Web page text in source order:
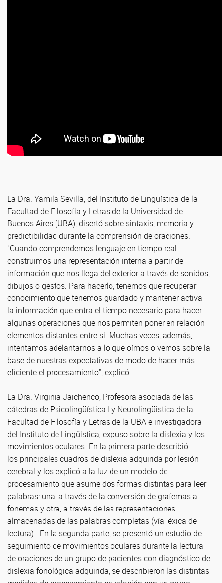
La Dra. Yamila Sevilla, del Instituto de Lingüística de la
Facultad de Filosofía y Letras de la Universidad de
Buenos Aires (UBA), disertó sobre sintaxis, memoria y
predictibilidad durante la comprensión de oraciones.
"Cuando comprendemos lenguaje en tiempo real
construimos una representación interna a partir de
información que nos llega del exterior a través de sonidos,
dibujos o gestos. Para hacerlo, tenemos que recuperar
conocimiento que tenemos guardado y mantener activa
la información que entra el tiempo necesario para hacer
algunas operaciones que nos permiten poner en relación
elementos distantes entre sí. Muchas veces, además,
intentamos adelantarnos a lo que oímos o vemos sobre la
base de nuestras expectativas de modo de hacer más
eficiente el procesamiento", explicó.
La Dra. Virginia Jaichenco, Profesora asociada de las
cátedras de Psicolingüística I y Neurolingüistica de la
Facultad de Filosofía y Letras de la UBA e investigadora
del Instituto de Lingüística, expuso sobre la dislexia y los
movimientos oculares. En la primera parte describió
los principales cuadros de dislexia adquirida por lesión
cerebral y los explicó a la luz de un modelo de
procesamiento que asume dos formas distintas para leer
palabras: una, a través de la conversión de grafemas a
fonemas y otra, a través de las representaciones
almacenadas de las palabras completas (vía léxica de
lectura). En la segunda parte, se presentó un estudio de
seguimiento de movimientos oculares durante la lectura
de oraciones de un grupo de pacientes con diagnóstico de
dislexia fonológica adquirida, se describieron las distintas